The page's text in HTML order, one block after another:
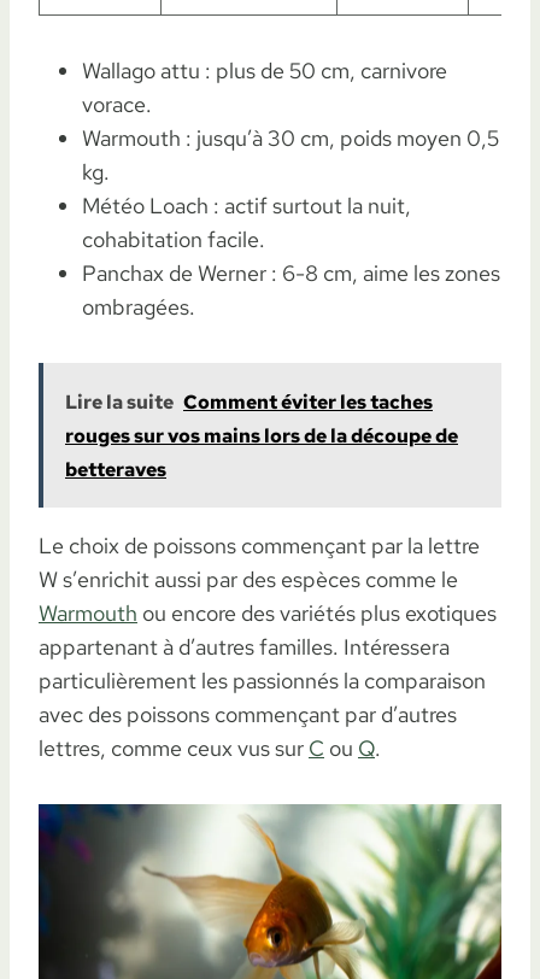
Wallago attu : plus de 50 cm, carnivore
vorace.
Warmouth : jusqu’à 30 cm, poids moyen 0,5
kg.
Météo Loach : actif surtout la nuit,
cohabitation facile.
Panchax de Werner : 6-8 cm, aime les zones
ombragées.
Lire la suite Comment éviter les taches
rouges sur vos mains lors de la découpe de
betteraves
Le choix de poissons commençant par la lettre
W s’enrichit aussi par des espèces comme le
Warmouth ou encore des variétés plus exotiques
appartenant à d’autres familles. Intéressera
particulièrement les passionnés la comparaison
avec des poissons commençant par d’autres
lettres, comme ceux vus sur C ou Q.